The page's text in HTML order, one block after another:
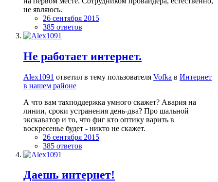
не являюсь.
26 сентября 2015
385 ответов
Не работает интернет.
Alex1091 ответил в тему пользователя Vofka в Интернет
в нашем районе
А что вам тахподдержка умного скажет? Авария на
линии, сроки устранения день-два? Про шальной
экскаватор и то, что фиг кто оптику варить в
воскресенье будет - никто не скажет.
26 сентября 2015
385 ответов
Даешь интернет!